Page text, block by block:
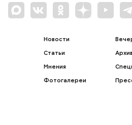
Новости
Статьи
Мнения
Фотогалереи